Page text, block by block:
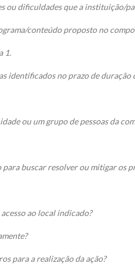
ou dificuldades que a instituição/
conteúdo proposto no
1.
identificados no prazo de duração
ou um grupo de pessoas da
para buscar resolver ou mitigar os
ao local indicado?
para a realização da ação?